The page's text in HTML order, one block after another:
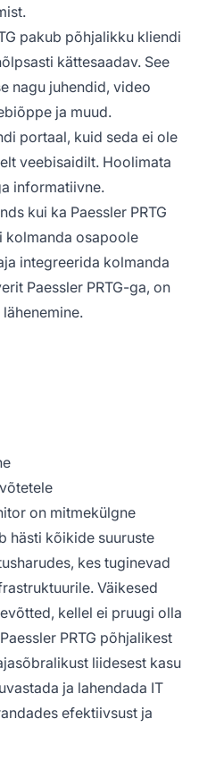
pakub põhjalikku kliendi
kättesaadav. See
nagu juhendid, video
ja muud.
portaal, kuid seda ei ole
veebisaidilt. Hoolimata
informatiivne.
kui ka Paessler PRTG
kolmanda osapoole
integreerida kolmanda
Paessler PRTG-ga, on
on mitmekülgne
hästi kõikide suuruste
kes tuginevad
Väikesed
kellel ei pruugi olla
PRTG põhjalikest
liidesest kasu
ja lahendada IT
efektiivsust ja